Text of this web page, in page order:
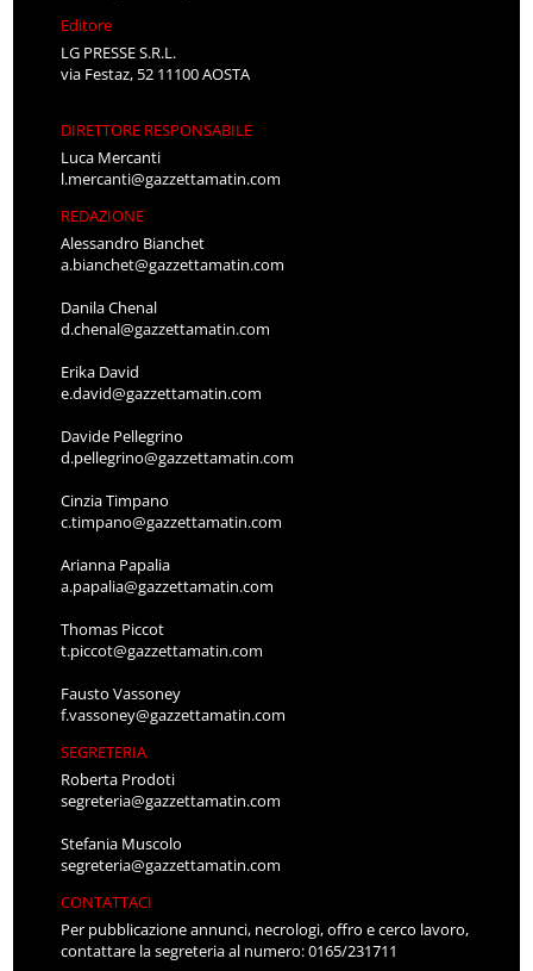
Editore
LG PRESSE S.R.L.
via Festaz, 52 11100 AOSTA
DIRETTORE RESPONSABILE
Luca Mercanti
l.mercanti@gazzettamatin.com
REDAZIONE
Alessandro Bianchet
a.bianchet@gazzettamatin.com
Danila Chenal
d.chenal@gazzettamatin.com
Erika David
e.david@gazzettamatin.com
Davide Pellegrino
d.pellegrino@gazzettamatin.com
Cinzia Timpano
c.timpano@gazzettamatin.com
Arianna Papalia
a.papalia@gazzettamatin.com
Thomas Piccot
t.piccot@gazzettamatin.com
Fausto Vassoney
f.vassoney@gazzettamatin.com
SEGRETERIA
Roberta Prodoti
segreteria@gazzettamatin.com
Stefania Muscolo
segreteria@gazzettamatin.com
CONTATTACI
Per pubblicazione annunci, necrologi, offro e cerco lavoro,
contattare la segreteria al numero: 0165/231711